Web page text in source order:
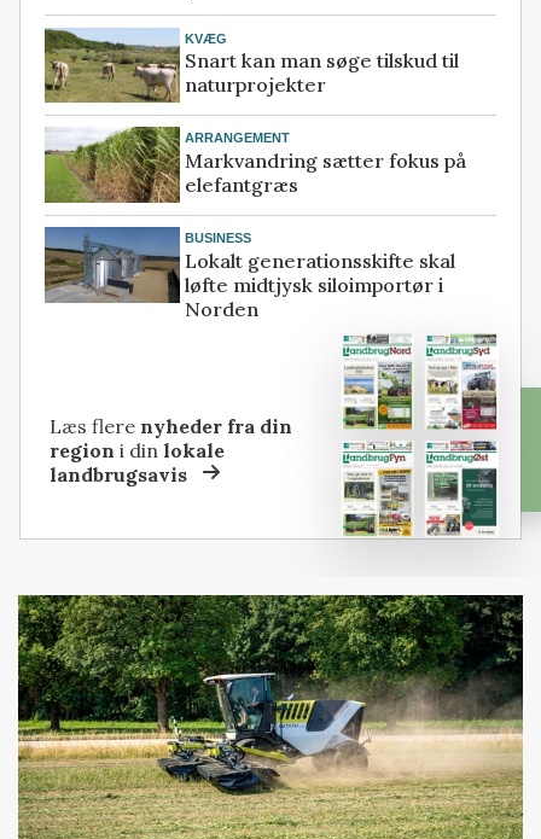
KVÆG
Snart kan man søge tilskud til
naturprojekter
ARRANGEMENT
Markvandring sætter fokus på
elefantgræs
BUSINESS
Lokalt generationsskifte skal
løfte midtjysk siloimportør i
Norden
Læs flere nyheder fra din
region i dinlokale
landbrugsavis